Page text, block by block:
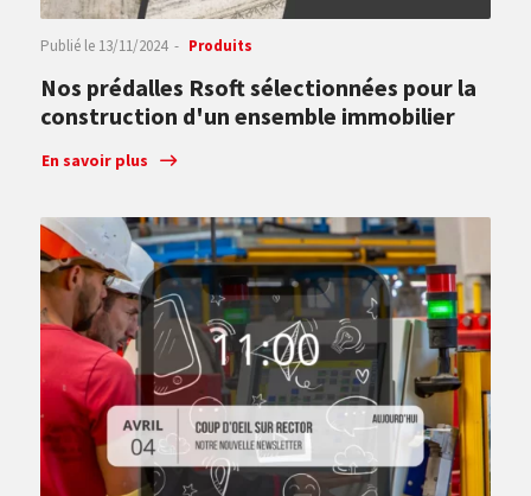
Publié le 13/11/2024 Produits
Nos prédalles Rsoft sélectionnées pour la
construction d'un ensemble immobilier
En savoir plus